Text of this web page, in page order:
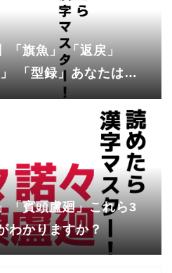
「旗魚」 「返戻」
「型録」あなたは読
「賓頭盧廻」これら3
わかりますか？